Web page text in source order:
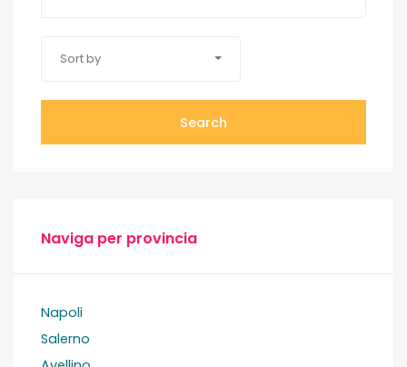
Sort by
Search
Naviga per provincia
Napoli
Salerno